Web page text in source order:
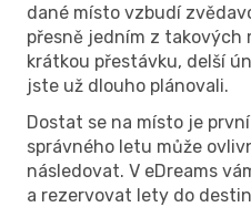
dané místo vzbudí
přesně jedním z takových
krátkou přestávku, delší
jste už dlouho plánovali.
Dostat se na místo je
správného letu může
následovat. V eDreams
a rezervovat lety do